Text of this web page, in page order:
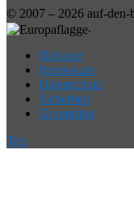
© 2007 – 2026 auf-den-
.
Dahoam
Impressum
Datenschutz
Sicherheit
Grounding
Top